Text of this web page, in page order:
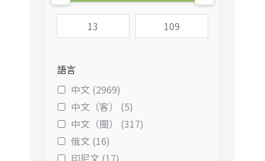
語言
中文 (2969)
中文（客） (5)
中文（閩） (317)
俄文 (16)
印尼文 (17)